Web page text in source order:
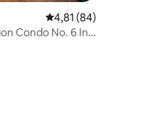
Gemiddelde
4,81 (84)
Condo No. 6 In